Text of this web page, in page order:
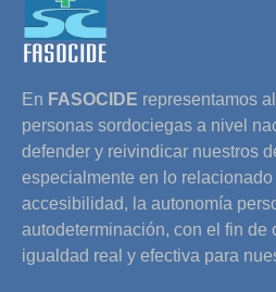
En FASOCIDE representamos
personas sordociegas a nivel
defender y reivindicar nuestros
especialmente en lo
accesibilidad, la autonomía
autodeterminación, con el fin de
igualdad real y efectiva para